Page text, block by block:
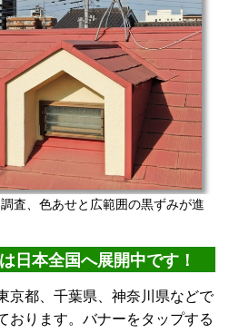
査、色あせと広範囲の黒ずみが進
日本全国へ展開中です！
都、千葉県、神奈川県などで
おります。バナーをタップする